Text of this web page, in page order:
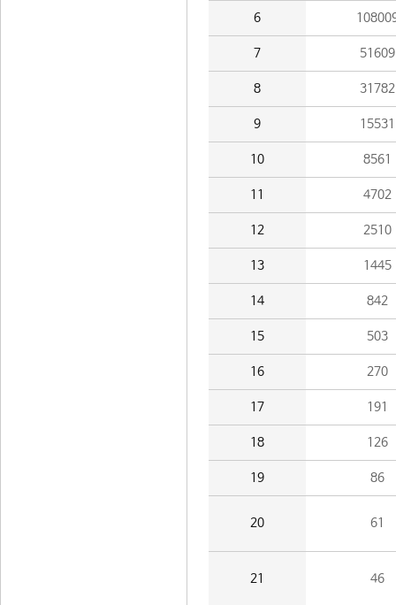
6
7 51609
8 31782
9 15531
10 8561
11 4702
12 2510
13 1445
14 842
15 503
16 270
17 191
18 126
19 86
20 61
21 46